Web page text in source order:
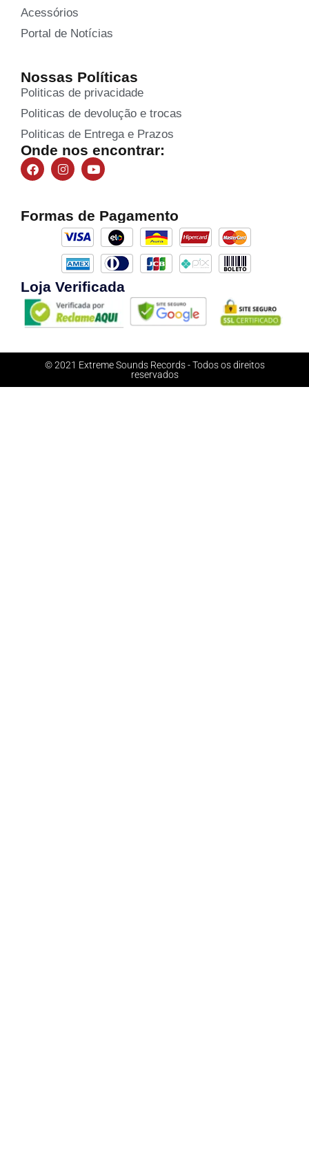
Acessórios
Portal de Notícias
Nossas Políticas
Politicas de privacidade
Politicas de devolução e trocas
Politicas de Entrega e Prazos
Onde nos encontrar:
Formas de Pagamento
Loja Verificada
© 2021 Extreme Sounds Records - Todos os direitos
reservados